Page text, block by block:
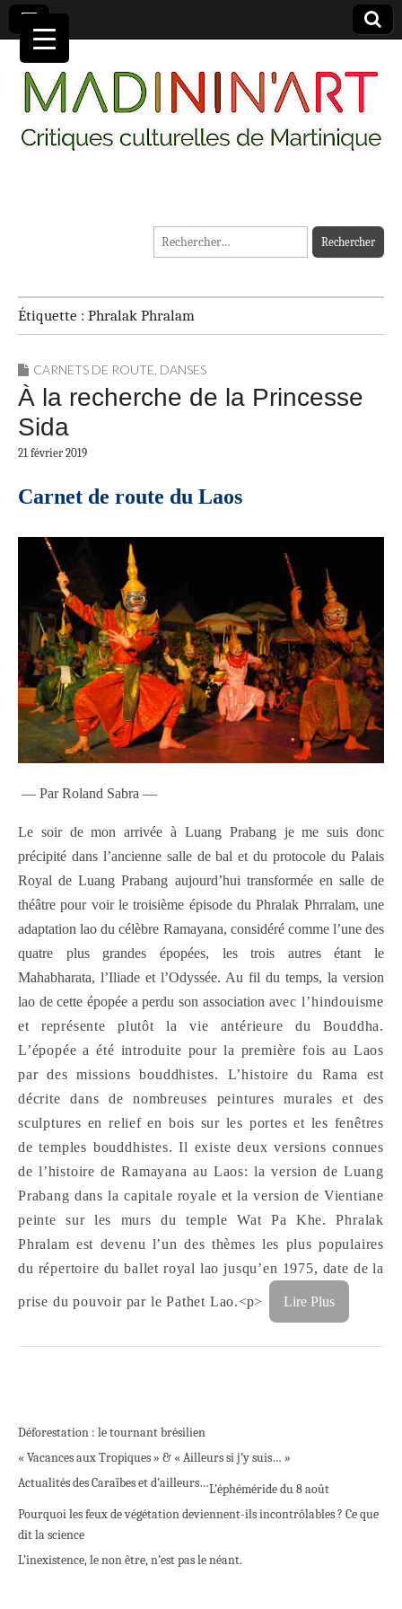
MADININ'ART
Rechercher :
Étiquette : Phralak Phralam
CARNETS DE ROUTE, DANSES
À la recherche de la Princesse
Sida
21 février 2019
Carnet de route du Laos
— Par Roland Sabra —
Le soir de mon arrivée à Luang Prabang je me suis donc
précipité dans l’ancienne salle de bal et du protocole du Palais
Royal de Luang Prabang aujourd’hui transformée en salle de
théâtre pour voir le troisième épisode du Phralak Phrralam, une
adaptation lao du célèbre Ramayana, considéré comme l’une des
quatre plus grandes épopées, les trois autres étant le
Mahabharata, l’Iliade et l’Odyssée. Au fil du temps, la version
lao de cette épopée a perdu son association avec l’hindouisme
et représente plutôt la vie antérieure du Bouddha.
L’épopée a été introduite pour la première fois au Laos
par des missions bouddhistes. L’histoire du Rama est
décrite dans de nombreuses peintures murales et des
sculptures en relief en bois sur les portes et les fenêtres
de temples bouddhistes. Il existe deux versions connues
de l’histoire de Ramayana au Laos: la version de Luang
Prabang dans la capitale royale et la version de Vientiane
peinte sur les murs du temple Wat Pa Khe. Phralak
Phralam est devenu l’un des thèmes les plus populaires
du répertoire du ballet royal lao jusqu’en 1975, date de la
prise du pouvoir par le Pathet Lao.<p> Lire Plus
Déforestation : le tournant brésilien
« Vacances aux Tropiques » & « Ailleurs si j’y suis… »
Actualités des Caraïbes et d’ailleurs…L’éphéméride du 8 août
Pourquoi les feux de végétation deviennent-ils incontrôlables ? Ce que
dit la science
L’inexistence, le non être, n’est pas le néant.